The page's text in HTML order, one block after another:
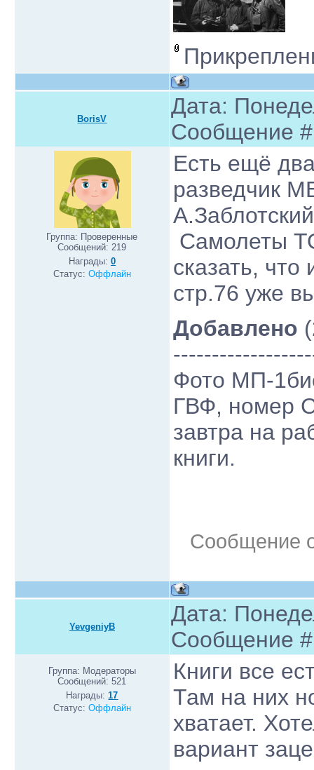
BorisV
Дата:
Сообщение
Группа: Проверенные
Сообщений:219
Награды: 0
Статус: Оффлайн
Есть ещё
разведчик
Самолеты
сказать,
стр.76 уже
Добавлено
Фото МП-
ГВФ, номер
завтра на
книги.
Сообщение
YevgeniyB
Дата:
Сообщение
Группа: Модераторы
Сообщений:521
Награды:17
Статус: Оффлайн
Книги все
Там на них
хватает.
вариант